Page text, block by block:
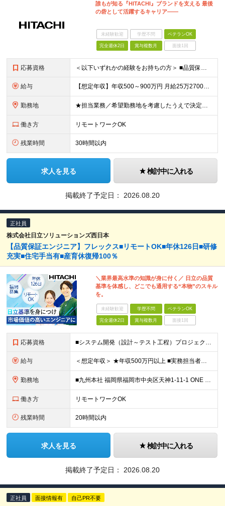
誰もが知る『HITACHI』ブランドを支える 最後
の砦として活躍するキャリア――
未経験歓迎 学歴不問 ベテランOK
完全週休2日 賞与複数月 面接1回
応募資格 ＜以下いずれかの経験をお持ちの方＞ ■品質保証やテスト・検証などの実務経験 ■何らかのシステム開発経験 ■ネットワーク/セキュリティ/クラウドなどインフラ基盤の設計・構築経験 ※高卒以上
給与 【想定年収】年収500～900万円 月給25万2700円～41万8000円 ※給与額は年齢・経験・能力を考慮のうえ、当社規定により優遇します。 ※試用期間は3ヶ月。その間の給与・待遇に差異はありませ
勤務地 ★担当業務／希望勤務地を考慮したうえで決定します ★リモートワーク中心の業務もあります ≪勤務地詳細≫ ■本社第二別館：東京都品川区大崎1-11-1 ゲートシティ大崎ウエストタワー ■関西支社：大阪
働き方 リモートワークOK
残業時間 30時間以内
求人を見る 検討中に入れる
掲載終了予定日： 2026.08.20
正社員
株式会社日立ソリューションズ西日本
【品質保証エンジニア】フレックス■リモートOK■年休126日■研修
充実■住宅手当有■産育休復帰100％
＼業界最高水準の知識が身に付く／ 日立の品質
基準を体感し、どこでも通用する“本物”のスキル
を。
未経験歓迎 学歴不問 ベテランOK
完全週休2日 賞与複数月 面接1回
応募資格 ■システム開発（設計～テスト工程）プロジェクトにおける品質マネジメント経験 ■IPA基本情報技術者レベル以上のITスキル ■学歴不問
給与 ＜想定年収＞ ★年収500万円以上 ■実務担当者クラス：511万-544万 ■主任・サブリーダークラス：629万-750万 ※上記には住宅手当など福利厚生に関する手当は含まず 月給25万円～月給32
勤務地 ■九州本社 福岡県福岡市中央区天神1-11-1 ONE FUKUOKA BLDG.15階 ※（変更の範囲）上記を除く当社関連勤務地
働き方 リモートワークOK
残業時間 20時間以内
求人を見る 検討中に入れる
掲載終了予定日： 2026.08.20
正社員 面接情報有 自己PR不要